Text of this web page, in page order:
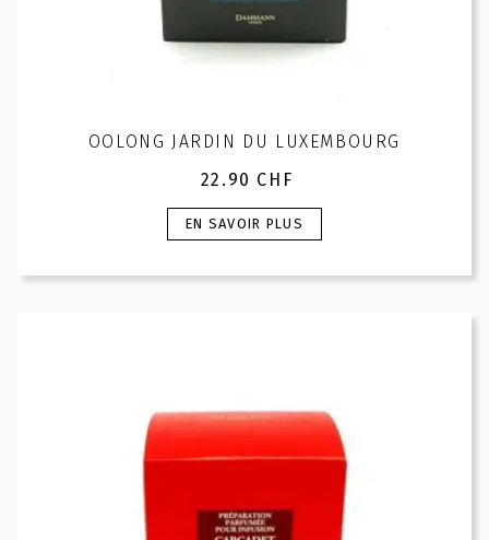
OOLONG JARDIN DU LUXEMBOURG
22.90 CHF
EN SAVOIR PLUS
Ce
produit
être
choisies
sur
page